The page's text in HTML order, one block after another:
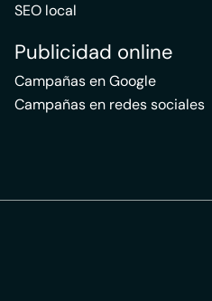
SEO local
Publicidad online
Campañas en Google
Campañas en redes sociales